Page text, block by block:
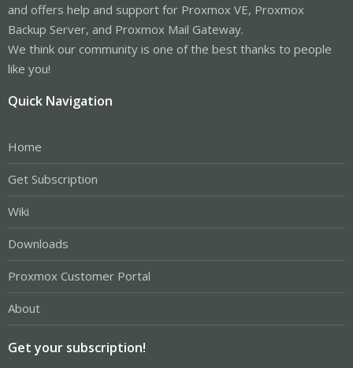
and offers help and support for Proxmox VE, Proxmox
Backup Server, and Proxmox Mail Gateway.
We think our community is one of the best thanks to people
like you!
Quick Navigation
Home
Get Subscription
Wiki
Downloads
Proxmox Customer Portal
About
Get your subscription!